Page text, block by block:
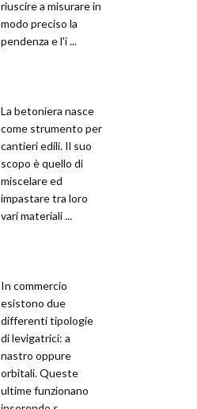
riuscire a misurare in
modo preciso la
pendenza e l'i ...
La betoniera nasce
come strumento per
cantieri edili. Il suo
scopo è quello di
miscelare ed
impastare tra loro
vari materiali ...
In commercio
esistono due
differenti tipologie
di levigatrici: a
nastro oppure
orbitali. Queste
ultime funzionano